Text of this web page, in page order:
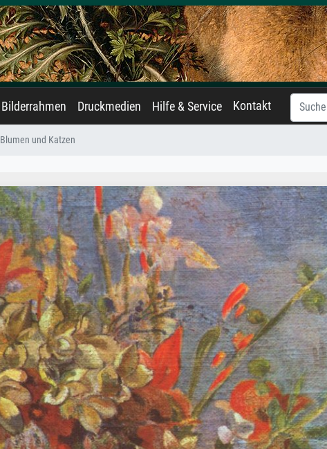
Bilderrahmen Druckmedien Hilfe & Service Kontakt
Blumen und Katzen